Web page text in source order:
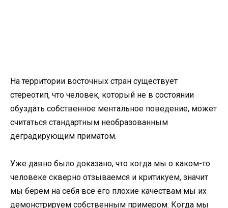
На территории восточных стран существует
стереотип, что человек, который не в состоянии
обуздать собственное ментальное поведение, может
считаться стандартным необразованным
деградирующим приматом.
Уже давно было доказано, что когда мы о каком-то
человеке скверно отзываемся и критикуем, значит
мы берём на себя все его плохие качествам мы их
демонстрируем собственным примером. Когда мы